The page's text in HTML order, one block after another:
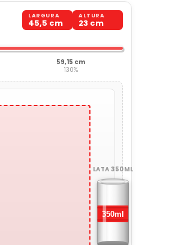
LARGURA
45,5 cm
ALTURA
23 cm
59,15 cm
130%
LATA 350ML